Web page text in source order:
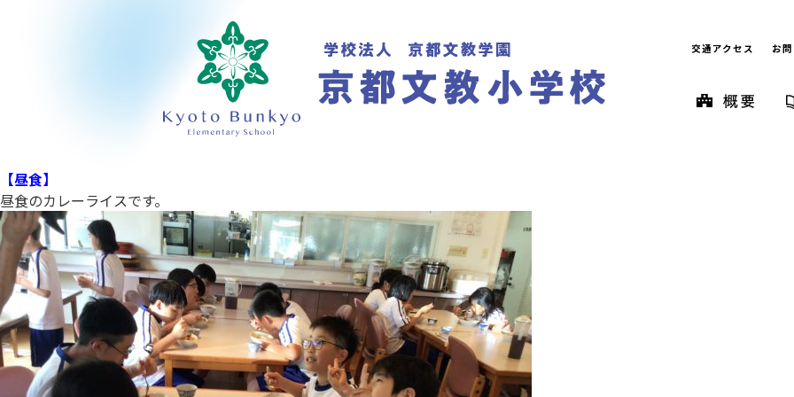
交通アクセス お
【昼食】
昼食のカレーライスです。